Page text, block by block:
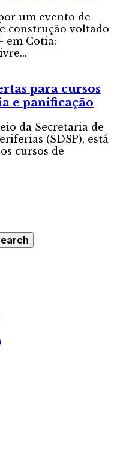
um evento de
construção voltado
em Cotia:
para cursos
e panificação
da Secretaria de
(SDSP), está
cursos de